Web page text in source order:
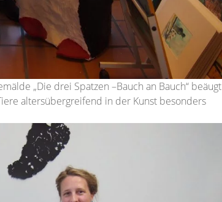
„Die drei Spatzen –Bauch an Bauch“ beäugt
altersübergreifend in der Kunst besonders